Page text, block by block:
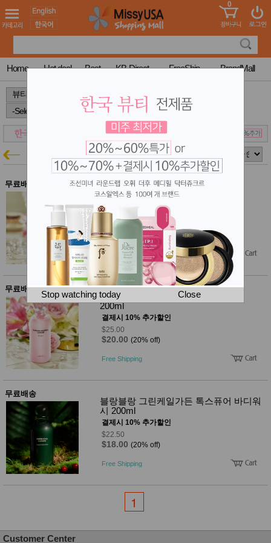
도 어린이
청소년
컬러링
북
한국학
습지
미국학
습지
국
고국배
송
건 홍삼전
드
건강보
조제품
기능성
건강식
품
Diet/여
성용품
메이크
업
헤어케
어/염색
바디케
어/향수
남성화
장품
품
전 주방가
전
계절/생
활가전
건강가
전
주
방
명품식
기브랜
주방소
MissyShop
Login
0
Home Hot deal Best KB-Direct FreeShip BrandMall
Stop watching today Close
>
뷰티특가
무료배송
블랑블랑 다이아몬드가든 히팅 앰플
200ml
결제시 10% 추가할인
$30.00
$24.00 (20% off)
Free Shipping
무료배송
블랑블랑 다이아몬드가든 볼륨 샴푸
200ml
결제시 10% 추가할인
$25.00
$20.00 (20% off)
Free Shipping
무료배송
블랑블랑 그린케일가든 톡스퓨어 바디워
시 200ml
결제시 10% 추가할인
$22.50
$18.00 (20% off)
Free Shipping
1
Customer Center